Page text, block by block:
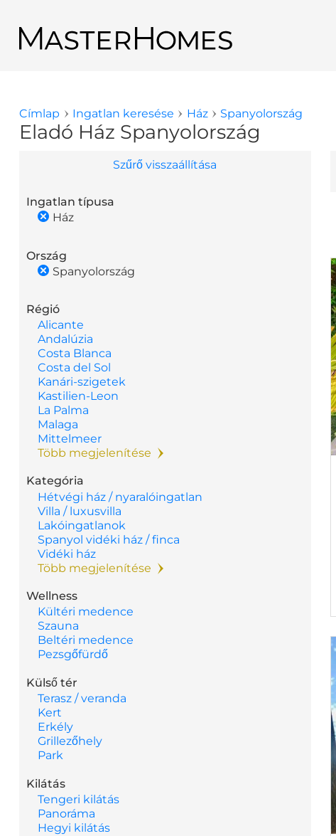
Vissza a keresési eredményekhez
Jelenlegi hely
Címlap Ingatlan keresése Ház Spanyolország
Eladó Ház Spanyolország
Szűrő visszaállítása
Ingatlan típusa
Ház
Ország
Spanyolország
Régió
Alicante
Andalúzia
Costa Blanca
Costa del Sol
Kanári-szigetek
Kastilien-Leon
La Palma
Malaga
Mittelmeer
Több megjelenítése
Kategória
Hétvégi ház / nyaralóingatlan
Villa / luxusvilla
Lakóingatlanok
Spanyol vidéki ház / finca
Vidéki ház
Több megjelenítése
Wellness
Kültéri medence
Szauna
Beltéri medence
Pezsgőfürdő
Külső tér
Terasz / veranda
Kert
Erkély
Grillezőhely
Park
Kilátás
Tengeri kilátás
Panoráma
Hegyi kilátás